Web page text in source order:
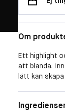
Om
Ett highlight
att blanda.
lätt kan skapa
blusher.